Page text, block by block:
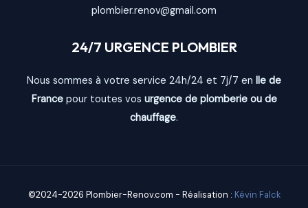
plombier.renov@gmail.com
24/7 URGENCE PLOMBIER
Nous sommes à votre service 24h/24 et 7j/7 en Ile de
Francepour toutes vos urgence de plomberie ou de
chauffage.
©2024-2026 Plombier-Renov.com - Réalisation : Kévin Falck